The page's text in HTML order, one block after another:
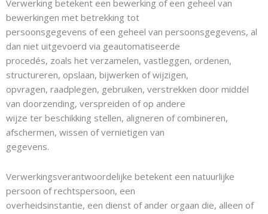
Verwerking betekent een bewerking of een geheel van
bewerkingen met betrekking tot
persoonsgegevens of een geheel van persoonsgegevens, al
dan niet uitgevoerd via geautomatiseerde
procedés, zoals het verzamelen, vastleggen, ordenen,
structureren, opslaan, bijwerken of wijzigen,
opvragen, raadplegen, gebruiken, verstrekken door middel
van doorzending, verspreiden of op andere
wijze ter beschikking stellen, aligneren of combineren,
afschermen, wissen of vernietigen van
gegevens.
Verwerkingsverantwoordelijke betekent een natuurlijke
persoon of rechtspersoon, een
overheidsinstantie, een dienst of ander orgaan die, alleen of